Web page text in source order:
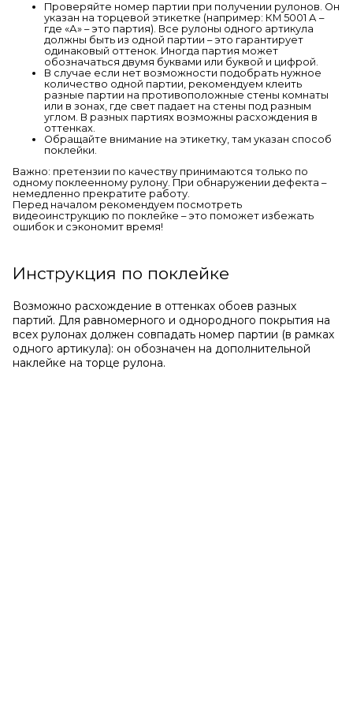
Проверяйте номер партии при получении рулонов. Он
указан на торцевой этикетке (например: КМ 5001 А –
где «А» – это партия). Все рулоны одного артикула
должны быть из одной партии – это гарантирует
одинаковый оттенок. Иногда партия может
обозначаться двумя буквами или буквой и цифрой.
В случае если нет возможности подобрать нужное
количество одной партии, рекомендуем клеить
разные партии на противоположные стены комнаты
или в зонах, где свет падает на стены под разным
углом. В разных партиях возможны расхождения в
оттенках.
Обращайте внимание на этикетку, там указан способ
поклейки.
Важно: претензии по качеству принимаются только по
одному поклеенному рулону. При обнаружении дефекта –
немедленно прекратите работу.
Перед началом рекомендуем посмотреть
видеоинструкцию по поклейке – это поможет избежать
ошибок и сэкономит время!
Инструкция по поклейке
Возможно расхождение в оттенках обоев разных
партий. Для равномерного и однородного покрытия на
всех рулонах должен совпадать номер партии (в рамках
одного артикула): он обозначен на дополнительной
наклейке на торце рулона.